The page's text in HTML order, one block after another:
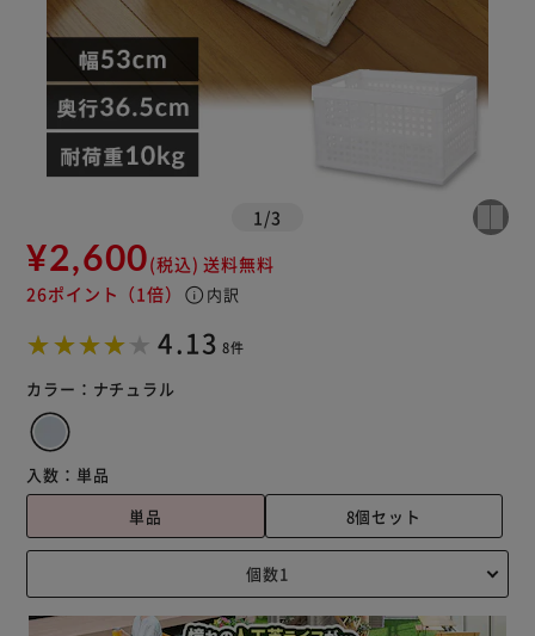
1 /3
¥2,600(税込) 送料無料
26ポイント （1倍） info 内訳
4.13 8件
カラー： ナチュラル
入数： 単品
単品
8個セット